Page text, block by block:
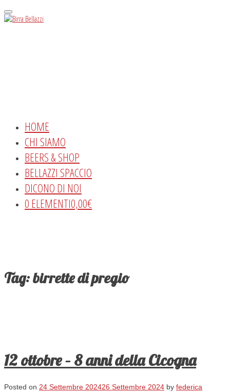
Menu
HOME
CHI SIAMO
BEERS & SHOP
BELLAZZI SPACCIO
DICONO DI NOI
0 ELEMENTI0,00€
Tag:birrette di pregio
12 ottobre – 8 anni della Cicogna
Posted on 24 Settembre 202426 Settembre 2024 by federica